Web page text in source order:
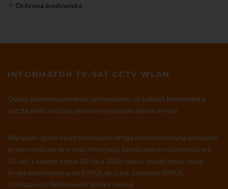
Ochrona środowiska
INFORMATOR TV-SAT CCTV WLAN
Osoby zainteresowane otrzymywaniem co tydzień Informatora
pocztą elektroniczną prosimy o podanie adresu e-mail:
Wyrażam zgodę na otrzymywanie drogą elektroniczną na wskazany
przeze mnie adres e-mail informacji handlowej w rozumieniu art.
10 ust. 1 ustawy z dnia 18 lipca 2002 roku o świadczeniu usług
drogą elektroniczną od DIPOL sp. z o.o. (dawniej: DIPOL
Gołaszewski, Waśniowski Spółka Jawna)